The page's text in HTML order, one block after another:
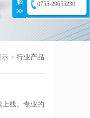
> 行业产品
上线。专业的
0755-29655230